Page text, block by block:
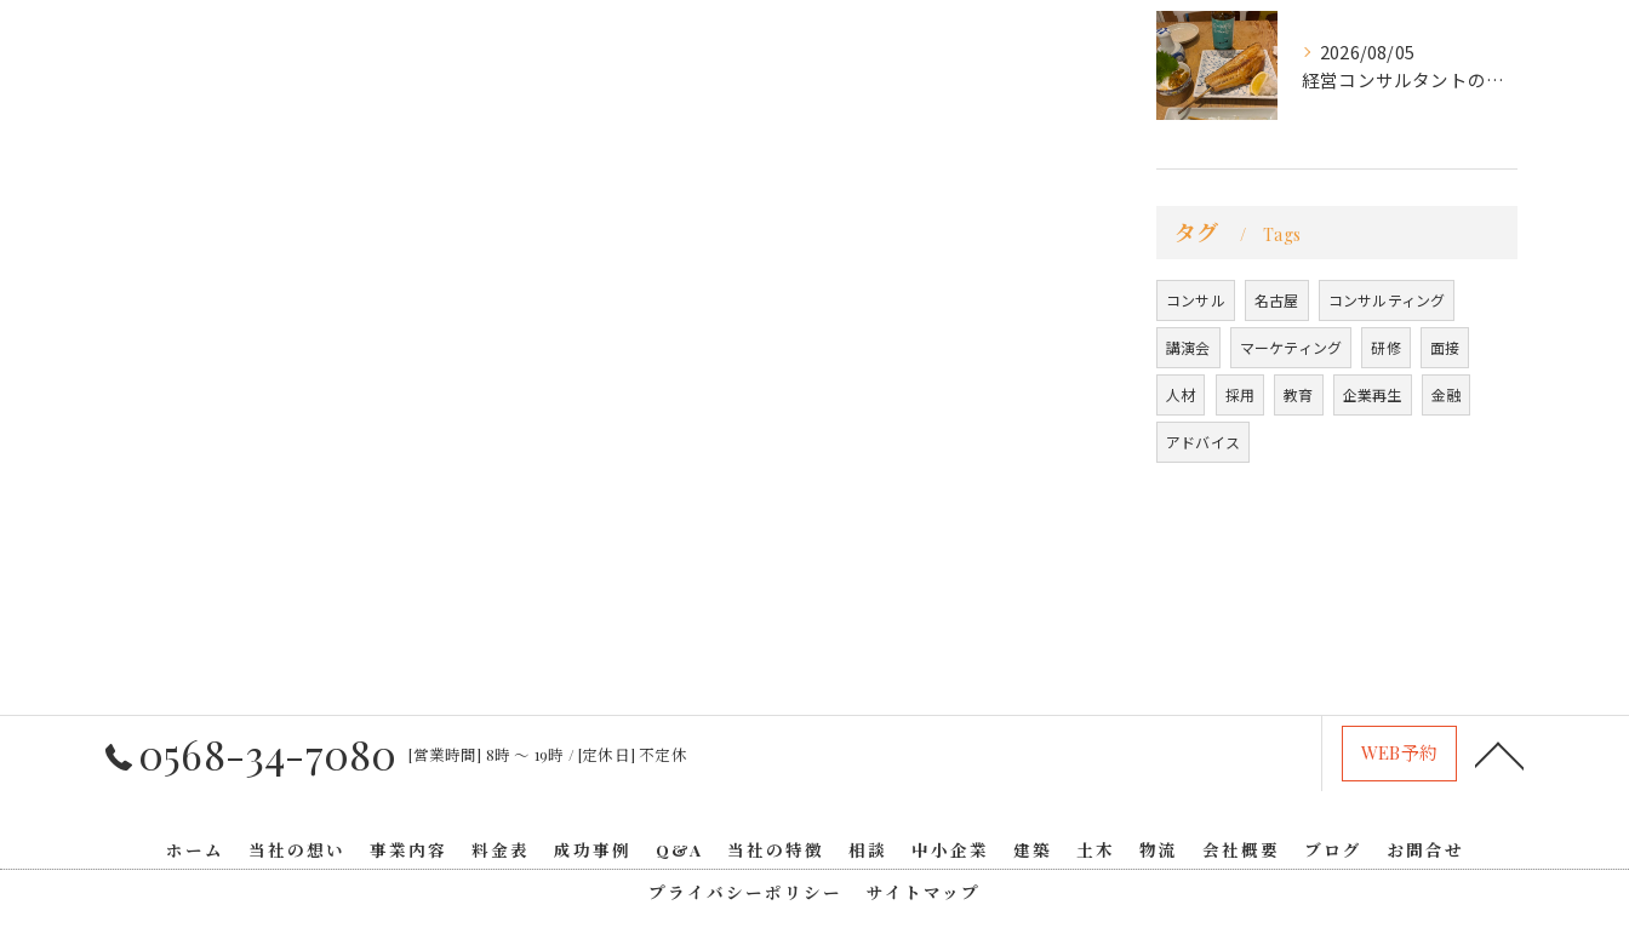
2026/08/05
経営コンサルタントのモーちゃん・毛利京申です。
タグ Tags
コンサル 名古屋 コンサルティング
講演会 マーケティング 研修 面接
人材 採用 教育 企業再生 金融
アドバイス
0568-34-7080 [営業時間] 8時 〜 19時 / [定休日] 不定休 WEB予約
ホーム 当社の想い 事業内容 料金表 成功事例 Q&A 当社の特徴 相談 中小企業 建築 土木 物流 会社概要 ブログ
お問合せ
プライバシーポリシー
サイトマップ